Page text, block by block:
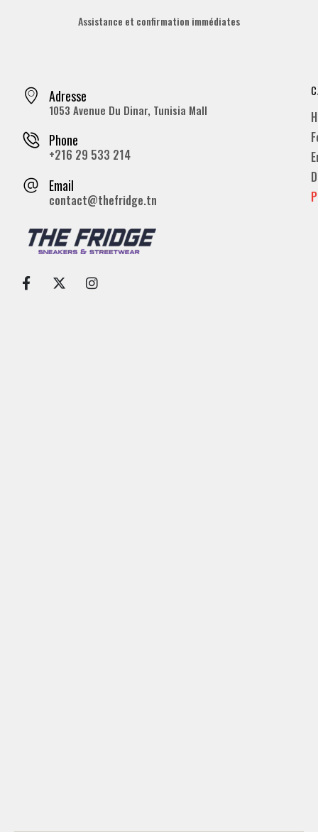
Assistance et confirmation immédiates
Adresse
1053 Avenue Du Dinar, Tunisia Mall
Phone
+216 29 533 214
Email
contact@thefridge.tn